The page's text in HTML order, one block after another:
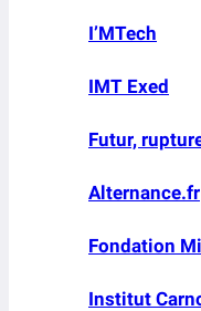
I’MTech
IMT Exed
Futur,
Alternance.fr
Fondation
Institut